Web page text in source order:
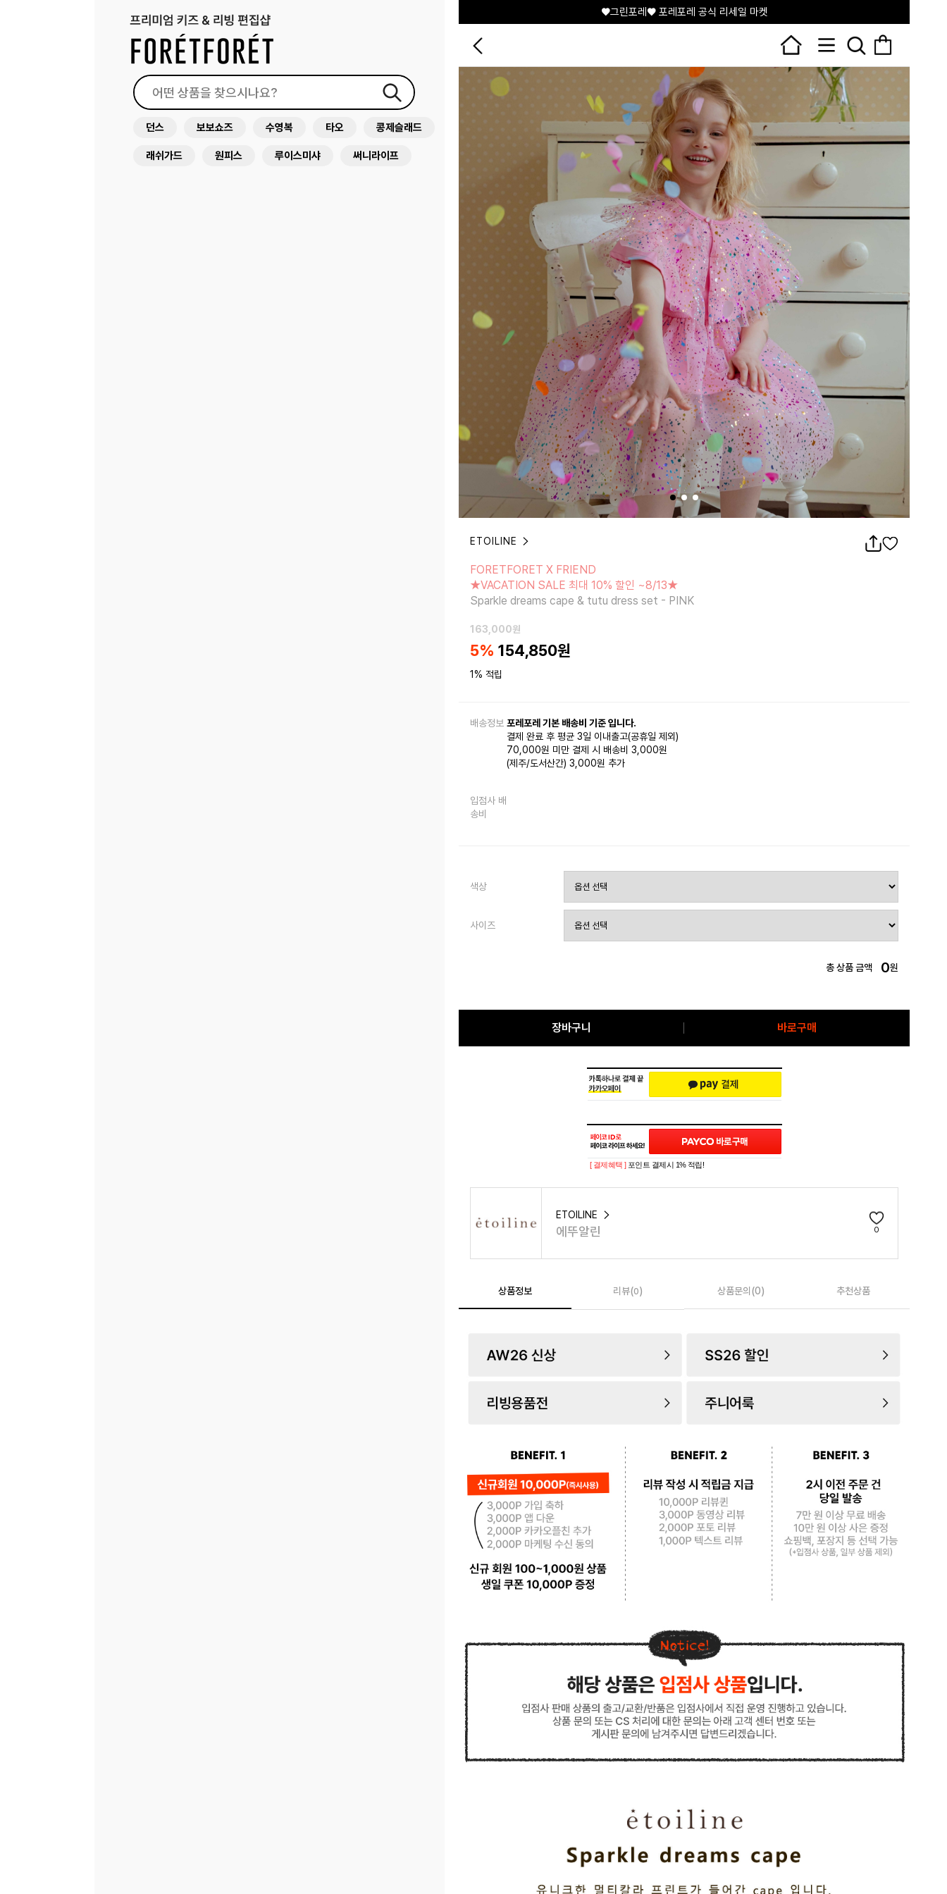
♥그린포레♥ 포레포레 공식 리세일 마켓
ETOILINE
★VACATION SALE 최대 10% 할인 ~8/13★
Sparkle dreams cape & tutu dress set - PINK
FORETFORET X FRIEND
★VACATION SALE 최대 10% 할인 ~8/13★
Sparkle dreams cape & tutu dress set - PINK
163,000원
5% 154,850원
1% 적립
배송정보 포레포레 기본 배송비 기준 입니다.
결제 완료 후 평균 3일 이내출고(공휴일 제외)
70,000원 미만 결제 시 배송비 3,000원
(제주/도서산간) 3,000원 추가
입점사 배
송비
색상
사이즈
총 상품 금액 0원
장바구니 바로구매
페이코 ID로 페
PAYCO 바로구매
[ 결제혜택 ] 포인트 결제시 1% 적립!
ETOILINE
에뚜알린 0
상품정보 리뷰(0) 상품문의(0) 추천상품
던스 보보쇼즈 수영복 타오 콩제슬래드
래쉬가드 원피스 루이스미샤 써니라이프